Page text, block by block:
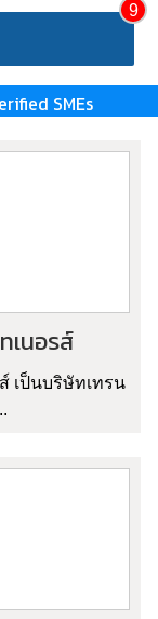
9
SMEs
เนอรส์
เป็นบริษัทเทรน